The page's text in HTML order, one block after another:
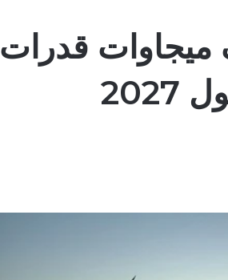
18 ألف ميجاوات قدرات